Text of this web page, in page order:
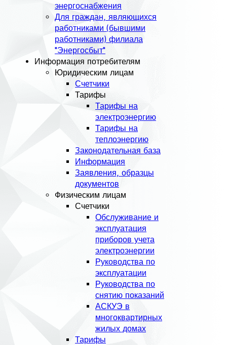
энергоснабжения
Для граждан, являющихся
работниками (бывшими
работниками) филиала
"Энергосбыт"
Информация потребителям
Юридическим лицам
Счетчики
Тарифы
Тарифы на
электроэнергию
Тарифы на
теплоэнергию
Законодательная база
Информация
Заявления, образцы
документов
Физическим лицам
Счетчики
Обслуживание и
эксплуатация
приборов учета
электроэнергии
Руководства по
эксплуатации
Руководства по
снятию показаний
АСКУЭ в
многоквартирных
жилых домах
Тарифы